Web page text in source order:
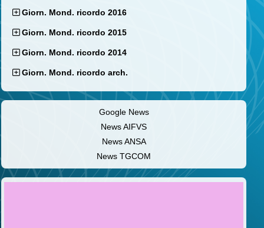
Giorn. Mond. ricordo 2016
Giorn. Mond. ricordo 2015
Giorn. Mond. ricordo 2014
Giorn. Mond. ricordo arch.
Google News
News AIFVS
News ANSA
News TGCOM